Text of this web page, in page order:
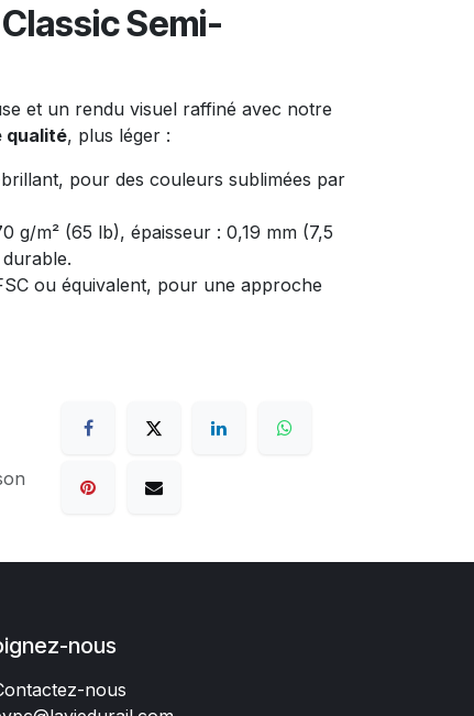
Semi-
et un rendu visuel raffiné avec notre
qualité, plus léger :
pour des couleurs sublimées par
g/m² (65 lb), épaisseur : 0,19 mm (7,5
ou équivalent, pour une approche
nous
nous